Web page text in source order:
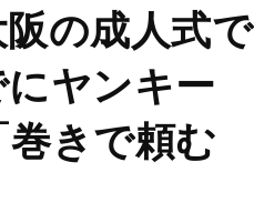
の成人式で
ヤンキー
きで頼む